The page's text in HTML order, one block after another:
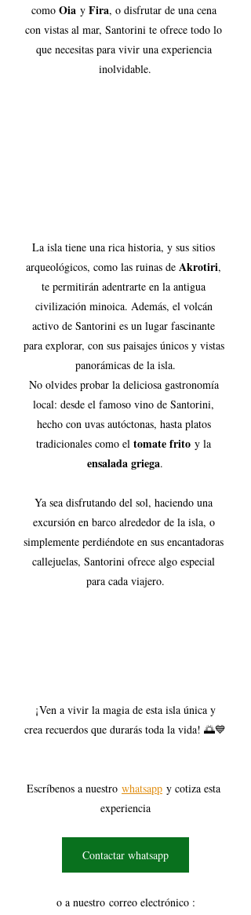
como Oia y Fira, o disfrutar de una cena
con vistas al mar, Santorini te ofrece todo lo
que necesitas para vivir una experiencia
inolvidable.
La isla tiene una rica historia, y sus sitios
arqueológicos, como las ruinas de Akrotiri,
te permitirán adentrarte en la antigua
civilización minoica. Además, el volcán
activo de Santorini es un lugar fascinante
para explorar, con sus paisajes únicos y vistas
panorámicas de la isla.
No olvides probar la deliciosa gastronomía
local: desde el famoso vino de Santorini,
hecho con uvas autóctonas, hasta platos
tradicionales como el tomate frito y la
ensalada griega.
Ya sea disfrutando del sol, haciendo una
excursión en barco alrededor de la isla, o
simplemente perdiéndote en sus encantadoras
callejuelas, Santorini ofrece algo especial
para cada viajero.
crea recuerdos que durarás toda la vida! 🌅💙
Escríbenos a nuestro whatsapp y cotiza esta
experiencia
Contactar whatsapp
o a nuestro correo electrónico :